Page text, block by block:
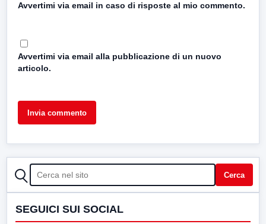
Avvertimi via email in caso di risposte al mio commento.
Avvertimi via email alla pubblicazione di un nuovo
articolo.
CERCA Cerca
SEGUICI SUI SOCIAL